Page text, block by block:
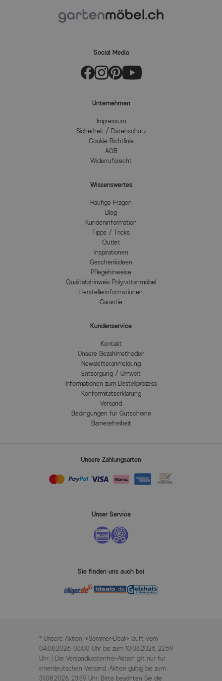
Social Media
Unternehmen
Impressum
Sicherheit / Datenschutz
Cookie-Richtlinie
AGB
Widerrufsrecht
Wissenswertes
Häufige Fragen
Blog
Kundeninformation
Tipps / Tricks
Outlet
Inspirationen
Geschenkideen
Pflegehinweise
Qualitätshinweis Polyrattanmöbel
Herstellerinformationen
Garantie
Kundenservice
Kontakt
Unsere Bezahlmethoden
Newsletteranmeldung
Entsorgung / Umwelt
Informationen zum Bestellprozess
Konformitätserklärung
Versand
Bedingungen für Gutscheine
Barrierefreiheit
Unsere Zahlungsarten
Unser Service
Sie finden uns auch bei
* Unsere Aktion «Sommer-Deal» läuft vom
04.08.2026, 08:00 Uhr bis zum 10.08.2026, 22:59
Uhr. | Die Versandkostenfrei-Aktion gilt nur für
innerdeutschen Versand. Aktion gültig bis zum
31.08.2026, 23:59 Uhr. Bitte beachten Sie die